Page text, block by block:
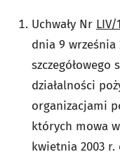
Uchwały Nr LIV/
dnia 9 września
działalności
organizacjami
których mowa
kwietnia 2003 r.